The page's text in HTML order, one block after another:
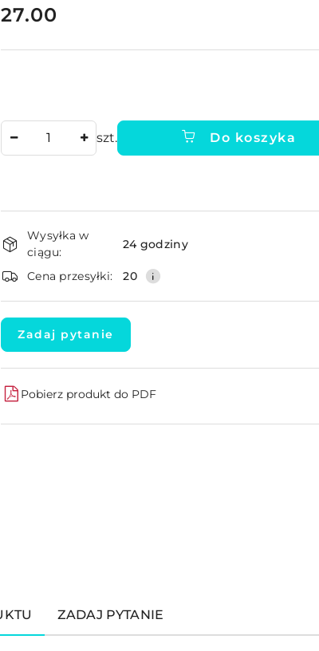
cena:
27.00
szt. Do koszyka
Dostępność
i
dostawa
Wysyłka w
ciągu:
24 godziny
Cena przesyłki: 20
Zadaj pytanie
Pobierz produkt do PDF
ZADAJ PYTANIE